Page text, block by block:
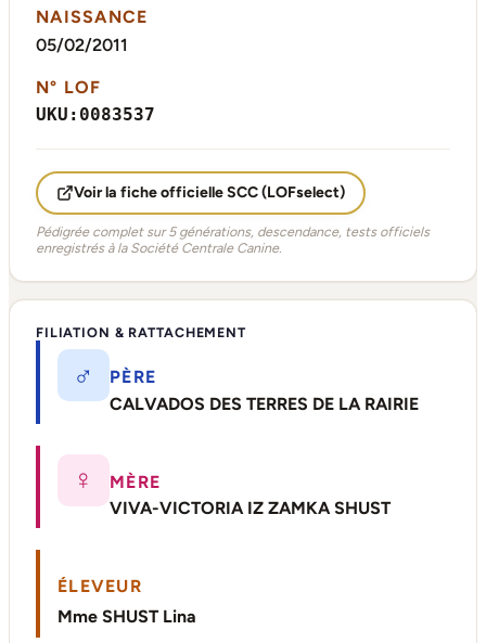
NAISSANCE
05/02/2011
N° LOF
UKU:0083537
Voir la fiche officielle SCC (LOFselect)
Pédigrée complet sur 5 générations, descendance, tests officiels
enregistrés à la Société Centrale Canine.
FILIATION & RATTACHEMENT
♂
PÈRE
CALVADOS DES TERRES DE LA RAIRIE
♀
MÈRE
VIVA-VICTORIA IZ ZAMKA SHUST
ÉLEVEUR
Mme SHUST Lina